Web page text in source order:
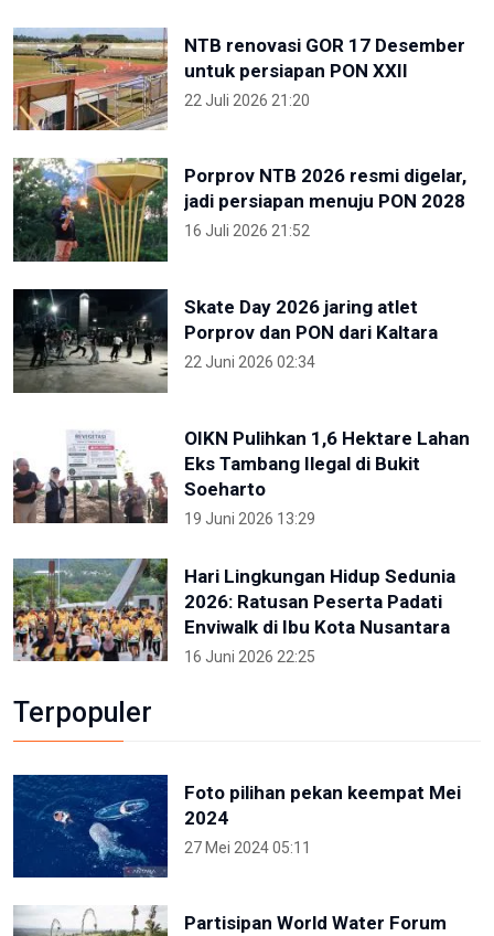
NTB renovasi GOR 17 Desember
untuk persiapan PON XXII
22 Juli 2026 21:20
Porprov NTB 2026 resmi digelar,
jadi persiapan menuju PON 2028
16 Juli 2026 21:52
Skate Day 2026 jaring atlet
Porprov dan PON dari Kaltara
22 Juni 2026 02:34
OIKN Pulihkan 1,6 Hektare Lahan
Eks Tambang Ilegal di Bukit
Soeharto
19 Juni 2026 13:29
Hari Lingkungan Hidup Sedunia
2026: Ratusan Peserta Padati
Enviwalk di Ibu Kota Nusantara
16 Juni 2026 22:25
Terpopuler
Foto pilihan pekan keempat Mei
2024
27 Mei 2024 05:11
Partisipan World Water Forum